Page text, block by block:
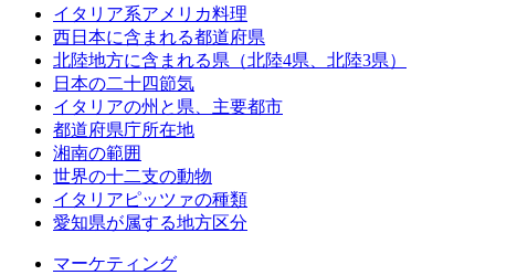
イタリア系アメリカ料理
西日本に含まれる都道府県
北陸地方に含まれる県（北陸4県、北陸3県）
日本の二十四節気
イタリアの州と県、主要都市
都道府県庁所在地
湘南の範囲
世界の十二支の動物
イタリアピッツァの種類
愛知県が属する地方区分
マーケティング